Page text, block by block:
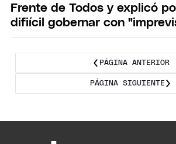
Frente de Todos y explicó
difiícil gobernar con
PÁGINA ANTERIOR
PÁGINA SIGUIENTE